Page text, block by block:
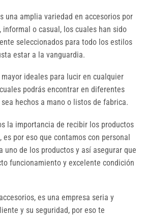
una amplia variedad en accesorios por
informal o casual, los cuales han sido
seleccionados para todo los estilos
estar a la vanguardia.
ideales para lucir en cualquier
podrás encontrar en diferentes
hechos a mano o listos de fabrica.
la importancia de recibir los productos
es por eso que contamos con personal
uno de los productos y así asegurar que
funcionamiento y excelente condición
es una empresa seria y
y su seguridad, por eso te